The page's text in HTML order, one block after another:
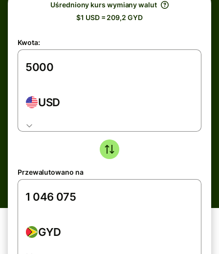
Uśredniony kurs wymiany walut
$1 USD = 209,2 GYD
Kwota:
USD
Przewalutowano na
GYD